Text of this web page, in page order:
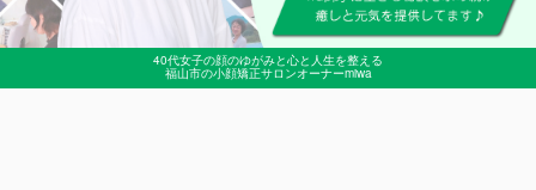
40代女子の顔のゆがみと心と人生を整える
福山市の小顔矯正サロンオーナーmiwa